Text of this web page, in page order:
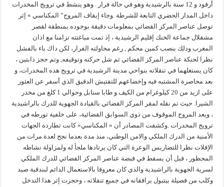
أرفود و 12 سنة بالرشيدية وهو في حالة فرار . وهو ينشط في ترويج المخدرات
داخل المدار الحضري التابعة للشرطة .وجاء إيقاف المروج” المكناسي » إثر
توصل عناصر المركز القضائي بمعلومات دقيقة بوجوده بمنطقة لقصر
مشقلال جماعة الخنك إقليم الرشيدية ، إذ تمت مباغتته تزامنا مع اذان
المغرب ودلك بنصب كمين محكم , رغم محاولته الفرار، لكن داك باء بالفشل
نظرا لحنكة عناصر المركز القضائي ثم شل حركته وتوقيفه, وتم حجز دابتين ،
كان يستغلهما في تنقلاته بنواحي مدينة الرشيدية في ترويج هده المخدرات، و
بعد محاصرة المشتبه فيه وإخضاعهم للتفتيش الدقيق الذي أسفر عن العثور
على ازيد من 20 كيلوغرام من الكيف و طابا سنابل وحوالي 1 كلغ من مخدر
الشيرا. حيث تم نقله لمقر المركز القضائي بالقيادة الجهوية للدرك بالراشيدية
، ويعد المروج الموقوف من ذوي السوابق القضائية، على خلفية تورطه في
ترويج المخدرات .وكشفت المصادر أن « المكناسي» كانت تطارده الجهات
الأمنية من الدرك الملكي والامن الوطني، منذ مدة بعدما نجح لعدة مرات من
الإفلات نظرا للتضاريس الوعرة التي كان يرتادها ملجأ له ولمزاولة نشاطه
المحظور ، قبل أن يسقط في قبضة عناصر المركز القضائي للدرك الملكي
لسرية الجهوية بالراشيدية والذي كان معروفا بالاستعمال الدائم لبندقية صيد
وكلب من فصيلة بيتبول يرافقانه في جميع تنقلاته ، وحجزت إثر هذا التدخل